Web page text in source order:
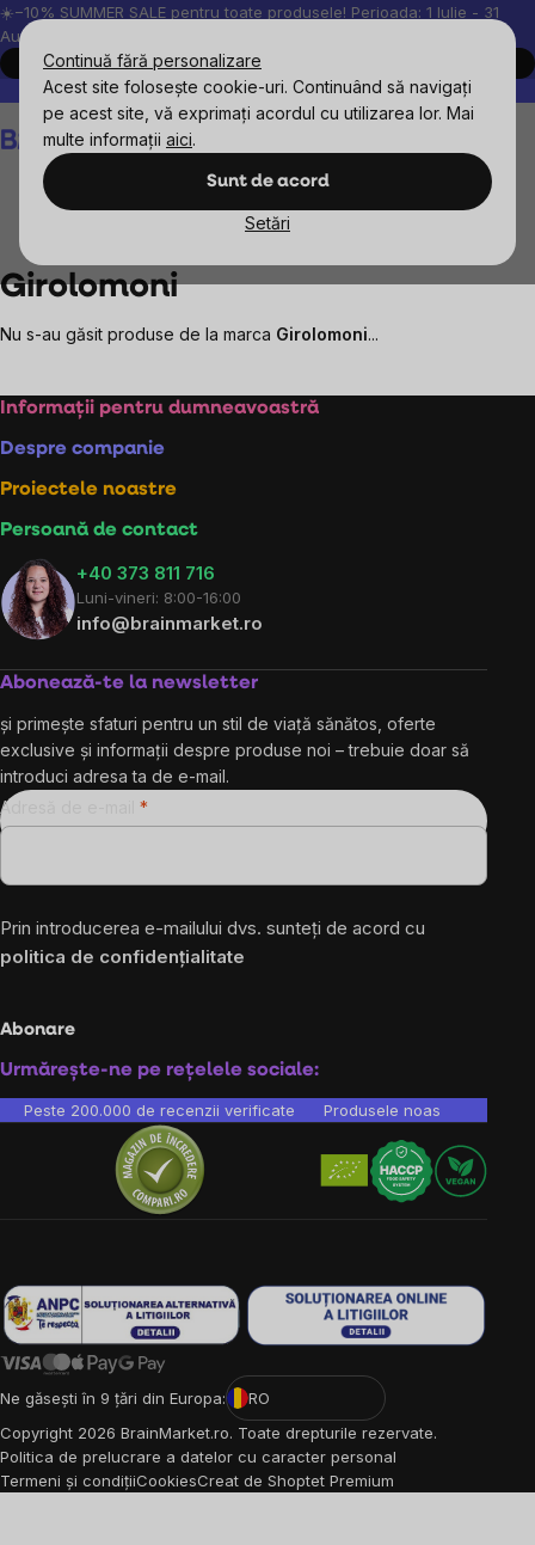
Continuă fără personalizare
Acest site folosește cookie-uri. Continuând să navigați
pe acest site, vă exprimați acordul cu utilizarea lor. Mai
multe informații aici.
Sunt de acord
Setări
Treci
la
conținut
☀️−10% SUMMER SALE pentru toate produsele! Perioada: 1 Iulie - 31
August, 2026.
Cumpără acum
Peste 200.000 de recenzii verificate
Produsele noastre sunt
Coş
de
Girolomoni
Nu s-au găsit produse de la marca Girolomoni...
Subsol
Informații pentru dumneavoastră
Despre companie
Proiectele noastre
Persoană de contact
+40 373 811 716
Luni-vineri: 8:00-16:00
info@brainmarket.ro
Abonează-te la newsletter
și primește sfaturi pentru un stil de viață sănătos, oferte
exclusive și informații despre produse noi – trebuie doar să
introduci adresa ta de e-mail.
Adresă de e-mail
Prin introducerea e-mailului dvs. sunteți de acord cu
politica de confidențialitate
Abonare
Urmărește-ne pe rețelele sociale:
Peste 200.000 de recenzii verificate Produsele noastre sunt
Ne găsești în 9 țări din Europa:
RO
Copyright 2026 BrainMarket.ro. Toate drepturile rezervate.
Politica de prelucrare a datelor cu caracter personal
Termeni și condițiiCookiesCreat de Shoptet Premium